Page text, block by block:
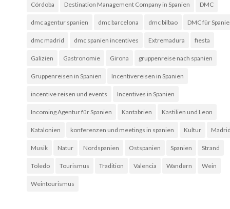
Córdoba Destination Management Company in Spanien DMC
dmc agentur spanien dmc barcelona dmc bilbao DMC für
dmc madrid dmc spanien incentives Extremadura fiesta
Galizien Gastronomie Girona gruppenreise nach spanien
Gruppenreisen in Spanien Incentivereisen in Spanien
incentive reisen und events Incentives in Spanien
Incoming Agentur für Spanien Kantabrien Kastilien und Leon
Katalonien konferenzen und meetings in spanien Kultur
Musik Natur Nordspanien Ostspanien Spanien Strand
Toledo Tourismus Tradition Valencia Wandern Wein
Weintourismus